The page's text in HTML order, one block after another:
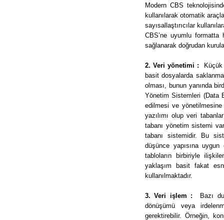
Modern CBS
kullanılarak otomatik
sayısallaştırıcılar
CBS’ne uyumlu formatta
sağlanarak doğrudan
2. Veri yönetimi :
basit dosyalarda
olması, bunun yanında
Yönetim Sistemleri (Data
edilmesi ve yönetilmesine
yazılımı olup veri
tabanı yönetim sistemi
tabanı sistemidir. Bu
düşünce yapısına
tabloların birbiriyle
yaklaşım basit fakat
kullanılmaktadır.
3. Veri işlem :
Bazı
dönüşümü veya
gerektirebilir. Örneğin,